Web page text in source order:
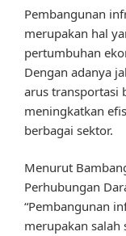
Pembangunan
merupakan hal
pertumbuhan
Dengan adanya
arus transportasi
meningkatkan
berbagai sektor.
Menurut
Perhubungan
“Pembangunan
merupakan